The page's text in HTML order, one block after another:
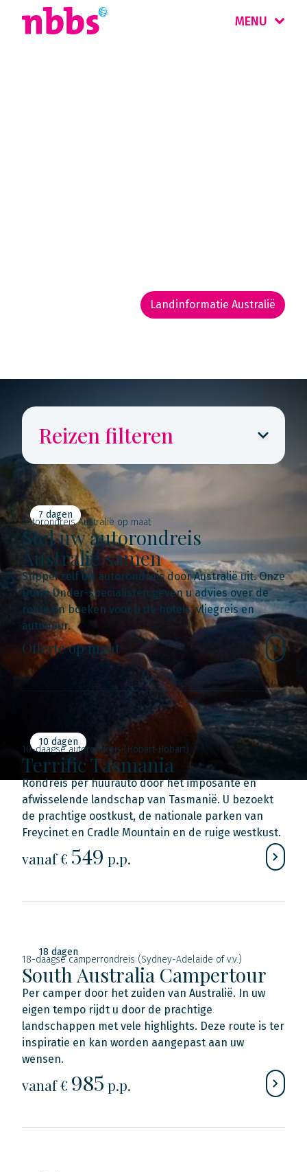
MENU
Landinformatie Australië
Reizen filteren
7 dagen
Autorondreis Australië op maat
Stel uw autorondreis
Australië samen
Stippel zelf uw autorondreis door Australië uit. Onze
Down Under-specialisten geven u advies over de
route en boeken voor u de hotels, vliegreis en
autohuur.
Offerte op maat
10 dagen
10-daagse autorondreis (Hobart-Hobart)
Terrific Tasmania
Rondreis per huurauto door het imposante en
afwisselende landschap van Tasmanië. U bezoekt
de prachtige oostkust, de nationale parken van
Freycinet en Cradle Mountain en de ruige westkust.
vanaf € 549 p.p.
18 dagen
18-daagse camperrondreis (Sydney-Adelaide of v.v.)
South Australia Campertour
Per camper door het zuiden van Australië. In uw
eigen tempo rijdt u door de prachtige
landschappen met vele highlights. Deze route is ter
inspiratie en kan worden aangepast aan uw
wensen.
vanaf € 985 p.p.